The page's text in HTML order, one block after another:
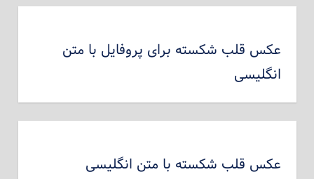
عکس قلب شکسته برای پروفایل با متن
انگلیسی
عکس قلب شکسته با متن انگلیسی